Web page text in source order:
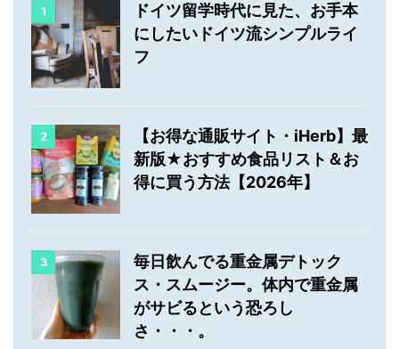
1
ドイツ留学時代に見た、お手本
にしたいドイツ流シンプルライ
フ
2
【お得な通販サイト・iHerb】最
新版★おすすめ食品リスト＆お
得に買う方法【2026年】
3
毎日飲んでる重金属デトック
ス・スムージー。体内で重金属
がサビるという恐ろし
さ・・・。